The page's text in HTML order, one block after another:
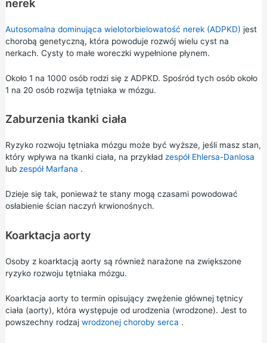
nerek
Autosomalna dominująca wielotorbielowatość nerek (ADPKD) jest
chorobą genetyczną, która powoduje rozwój wielu cyst na
nerkach. Cysty to małe woreczki wypełnione płynem.
Około 1 na 1000 osób rodzi się z ADPKD. Spośród tych osób około
1 na 20 osób rozwija tętniaka w mózgu.
Zaburzenia tkanki ciała
Ryzyko rozwoju tętniaka mózgu może być wyższe, jeśli masz stan,
który wpływa na tkanki ciała, na przykład zespół Ehlersa-Danlosa
lub zespół Marfana .
Dzieje się tak, ponieważ te stany mogą czasami powodować
osłabienie ścian naczyń krwionośnych.
Koarktacja aorty
Osoby z koarktacją aorty są również narażone na zwiększone
ryzyko rozwoju tętniaka mózgu.
Koarktacja aorty to termin opisujący zwężenie głównej tętnicy
ciała (aorty), która występuje od urodzenia (wrodzone). Jest to
powszechny rodzaj wrodzonej choroby serca .